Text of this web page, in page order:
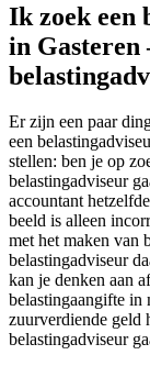
Ik zoek een
in Gasteren
Er zijn een paar
een
stellen: ben je op
belastingadviseur
accountant
beeld is alleen
met het maken van
belastingadviseur
kan je denken aan
belastingaangifte in
zuurverdiende geld
belastingadviseur